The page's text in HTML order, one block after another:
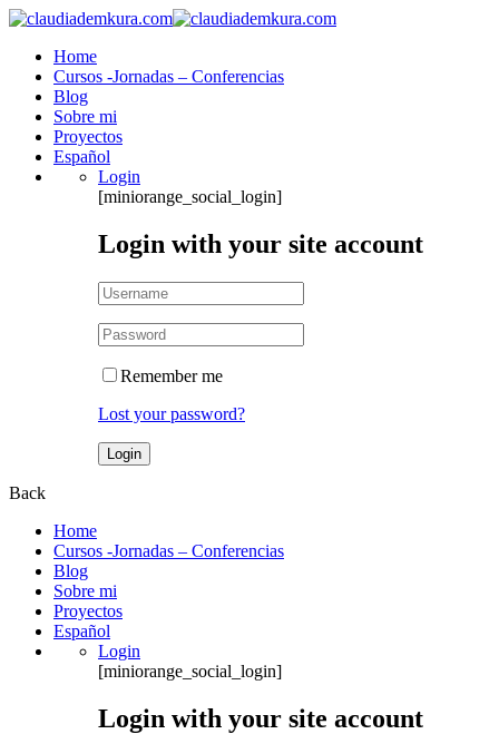
Home
Cursos -Jornadas – Conferencias
Blog
Sobre mi
Proyectos
Español
Login
[miniorange_social_login]
Login with your site account
Remember me
Lost your password?
Back
Home
Cursos -Jornadas – Conferencias
Blog
Sobre mi
Proyectos
Español
Login
[miniorange_social_login]
Login with your site account